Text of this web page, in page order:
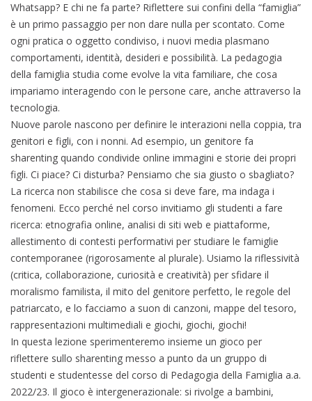
Whatsapp? E chi ne fa parte? Riflettere sui confini della “famiglia”
è un primo passaggio per non dare nulla per scontato. Come
ogni pratica o oggetto condiviso, i nuovi media plasmano
comportamenti, identità, desideri e possibilità. La pedagogia
della famiglia studia come evolve la vita familiare, che cosa
impariamo interagendo con le persone care, anche attraverso la
tecnologia.
Nuove parole nascono per definire le interazioni nella coppia, tra
genitori e figli, con i nonni. Ad esempio, un genitore fa
sharenting quando condivide online immagini e storie dei propri
figli. Ci piace? Ci disturba? Pensiamo che sia giusto o sbagliato?
La ricerca non stabilisce che cosa si deve fare, ma indaga i
fenomeni. Ecco perché nel corso invitiamo gli studenti a fare
ricerca: etnografia online, analisi di siti web e piattaforme,
allestimento di contesti performativi per studiare le famiglie
contemporanee (rigorosamente al plurale). Usiamo la riflessività
(critica, collaborazione, curiosità e creatività) per sfidare il
moralismo familista, il mito del genitore perfetto, le regole del
patriarcato, e lo facciamo a suon di canzoni, mappe del tesoro,
rappresentazioni multimediali e giochi, giochi, giochi!
In questa lezione sperimenteremo insieme un gioco per
riflettere sullo sharenting messo a punto da un gruppo di
studenti e studentesse del corso di Pedagogia della Famiglia a.a.
2022/23. Il gioco è intergenerazionale: si rivolge a bambini,